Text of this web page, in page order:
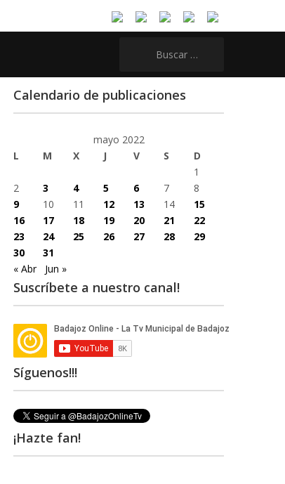
Calendario de publicaciones
mayo 2022
L
M X J V S
D
1
2
3 4 5 6 7
8
9
10 11 12 13 14
15
16
17 18 19 20 21
22
23
24 25 26 27 28
29
30
31
« Abr
Jun »
Suscríbete a nuestro canal!
Síguenos!!!
¡Hazte fan!